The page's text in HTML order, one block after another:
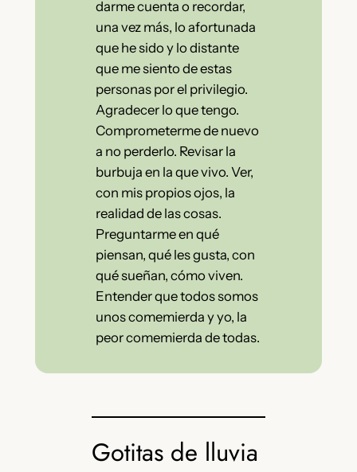
darme cuenta o recordar,
una vez más, lo afortunada
que he sido y lo distante
que me siento de estas
personas por el privilegio.
Agradecer lo que tengo.
Comprometerme de nuevo
a no perderlo. Revisar la
burbuja en la que vivo. Ver,
con mis propios ojos, la
realidad de las cosas.
Preguntarme en qué
piensan, qué les gusta, con
qué sueñan, cómo viven.
Entender que todos somos
unos comemierda y yo, la
peor comemierda de todas.
Gotitas de lluvia